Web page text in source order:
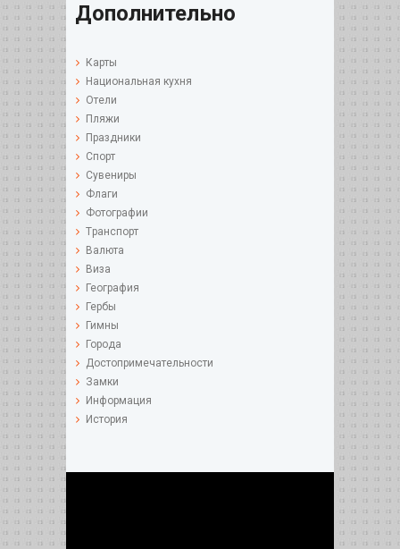
Дополнительно
Карты
Национальная кухня
Отели
Пляжи
Праздники
Спорт
Сувениры
Флаги
Фотографии
Tранспорт
Валюта
Виза
География
Гербы
Гимны
Города
Достопримечательности
Замки
Информация
История